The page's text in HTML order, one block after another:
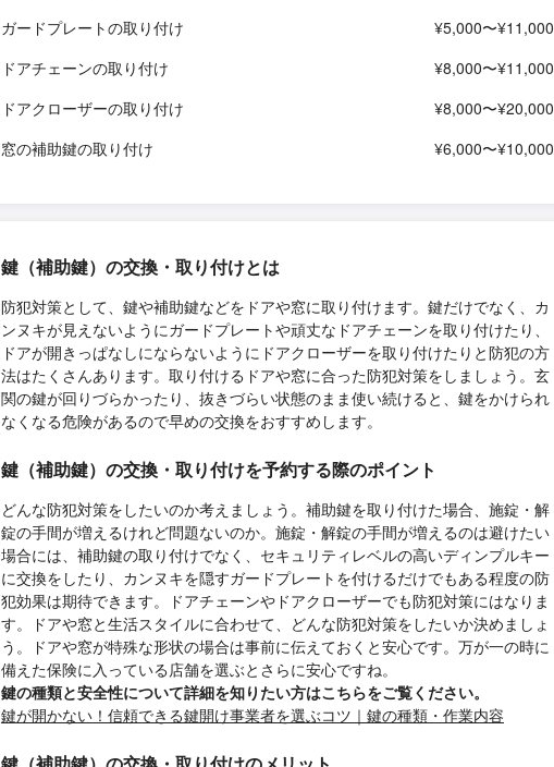
ガードプレートの取り付け
¥5,000〜¥11,000
ドアチェーンの取り付け
¥8,000〜¥11,000
ドアクローザーの取り付け
¥8,000〜¥20,000
窓の補助鍵の取り付け
¥6,000〜¥10,000
鍵（補助鍵）の交換・取り付けとは
防犯対策として、鍵や補助鍵などをドアや窓に取り付けます。鍵だけでなく、カ
ンヌキが見えないようにガードプレートや頑丈なドアチェーンを取り付けたり、
ドアが開きっぱなしにならないようにドアクローザーを取り付けたりと防犯の方
法はたくさんあります。取り付けるドアや窓に合った防犯対策をしましょう。玄
関の鍵が回りづらかったり、抜きづらい状態のまま使い続けると、鍵をかけられ
なくなる危険があるので早めの交換をおすすめします。
鍵（補助鍵）の交換・取り付けを予約する際のポイント
どんな防犯対策をしたいのか考えましょう。補助鍵を取り付けた場合、施錠・解
錠の手間が増えるけれど問題ないのか。施錠・解錠の手間が増えるのは避けたい
場合には、補助鍵の取り付けでなく、セキュリティレベルの高いディンプルキー
に交換をしたり、カンヌキを隠すガードプレートを付けるだけでもある程度の防
犯効果は期待できます。ドアチェーンやドアクローザーでも防犯対策にはなりま
す。ドアや窓と生活スタイルに合わせて、どんな防犯対策をしたいか決めましょ
う。ドアや窓が特殊な形状の場合は事前に伝えておくと安心です。万が一の時に
備えた保険に入っている店舗を選ぶとさらに安心ですね。
鍵の種類と安全性について詳細を知りたい方はこちらをご覧ください。
鍵が開かない！信頼できる鍵開け事業者を選ぶコツ｜鍵の種類・作業内容